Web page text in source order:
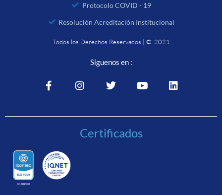
Protocolo COVID - 19
Resolución Acreditación Institucional
Todos los Derechos Reservados | © 2021
Síguenos en :
Certificados